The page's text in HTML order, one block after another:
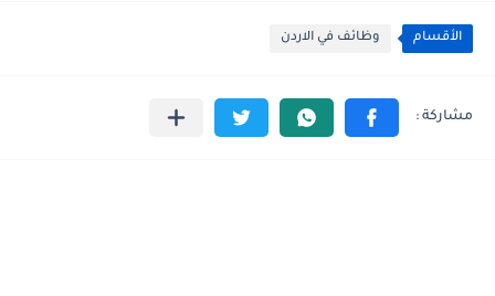
الأقسام وظائف في الاردن